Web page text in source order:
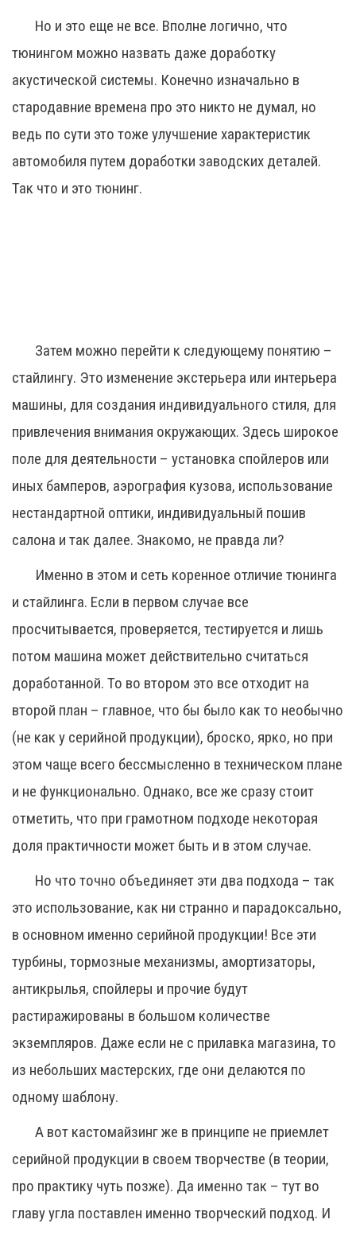
Но и это еще не все. Вполне логично, что
тюнингом можно назвать даже доработку
акустической системы. Конечно изначально в
стародавние времена про это никто не думал, но
ведь по сути это тоже улучшение характеристик
автомобиля путем доработки заводских деталей.
Так что и это тюнинг.
Затем можно перейти к следующему понятию –
стайлингу. Это изменение экстерьера или интерьера
машины, для создания индивидуального стиля, для
привлечения внимания окружающих. Здесь широкое
поле для деятельности – установка спойлеров или
иных бамперов, аэрография кузова, использование
нестандартной оптики, индивидуальный пошив
салона и так далее. Знакомо, не правда ли?
Именно в этом и сеть коренное отличие тюнинга
и стайлинга. Если в первом случае все
просчитывается, проверяется, тестируется и лишь
потом машина может действительно считаться
доработанной. То во втором это все отходит на
второй план – главное, что бы было как то необычно
(не как у серийной продукции), броско, ярко, но при
этом чаще всего бессмысленно в техническом плане
и не функционально. Однако, все же сразу стоит
отметить, что при грамотном подходе некоторая
доля практичности может быть и в этом случае.
Но что точно объединяет эти два подхода – так
это использование, как ни странно и парадоксально,
в основном именно серийной продукции! Все эти
турбины, тормозные механизмы, амортизаторы,
антикрылья, спойлеры и прочие будут
растиражированы в большом количестве
экземпляров. Даже если не с прилавка магазина, то
из небольших мастерских, где они делаются по
одному шаблону.
А вот кастомайзинг же в принципе не приемлет
серийной продукции в своем творчестве (в теории,
про практику чуть позже). Да именно так – тут во
главу угла поставлен именно творческий подход. И